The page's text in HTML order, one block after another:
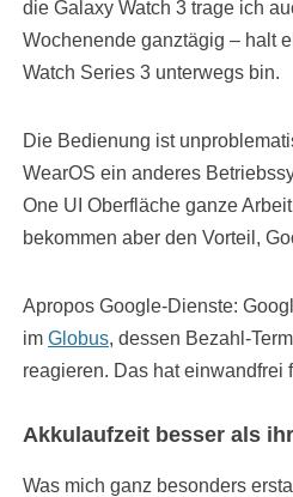
die Galaxy Watch 3 trage ich
Wochenende ganztägig – halt
Watch Series 3 unterwegs bin.
Die Bedienung ist
WearOS ein anderes
One UI Oberfläche ganze
bekommen aber den Vorteil,
Apropos Google-Dienste:
im Globus, dessen Bezahl-
reagieren. Das hat einwandfrei
Akkulaufzeit besser als
Was mich ganz besonders